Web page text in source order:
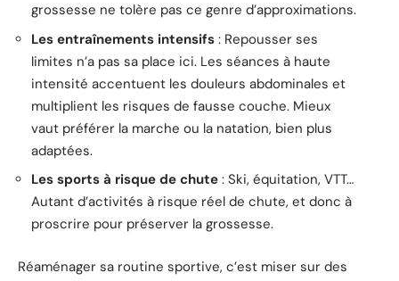
grossesse ne tolère pas ce genre d’approximations.
Les entraînements intensifs : Repousser ses
limites n’a pas sa place ici. Les séances à haute
intensité accentuent les douleurs abdominales et
multiplient les risques de fausse couche. Mieux
vaut préférer la marche ou la natation, bien plus
adaptées.
Les sports à risque de chute : Ski, équitation, VTT…
Autant d’activités à risque réel de chute, et donc à
proscrire pour préserver la grossesse.
Réaménager sa routine sportive, c’est miser sur des